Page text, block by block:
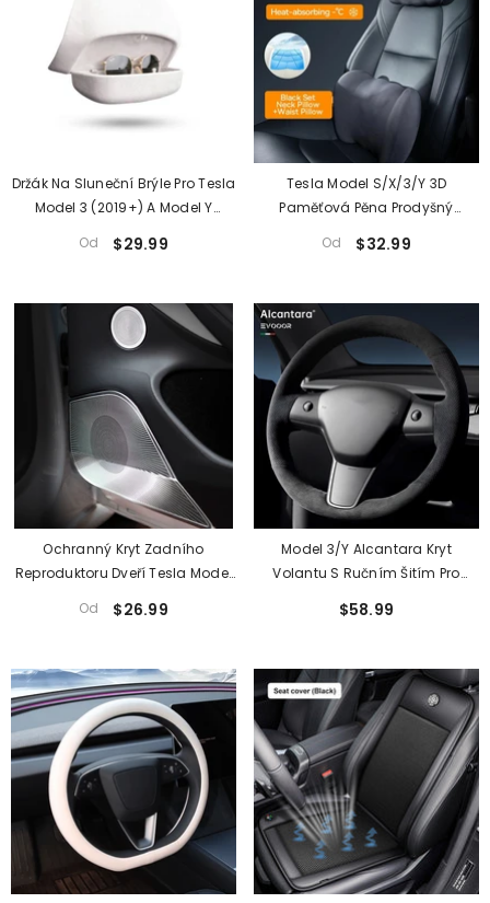
Držák Na Sluneční Brýle Pro Tesla
Model 3 (2019+) A Model Y
Od $29.99
Tesla Model S/X/3/Y 3D
Paměťová Pěna Prodyšný
Pasu Sedadla
Od $32.99
Ochranný Kryt Zadního
Reproduktoru Dveří Tesla Model
Výfukového Vzduchového
Od $26.99
Model 3/Y Alcantara Kryt
Volantu S Ručním Šitím Pro
$58.99